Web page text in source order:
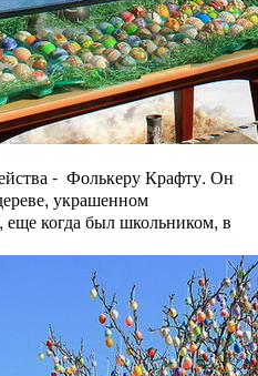
- Фолькеру Крафту. Он
украшенном
когда был школьником, в